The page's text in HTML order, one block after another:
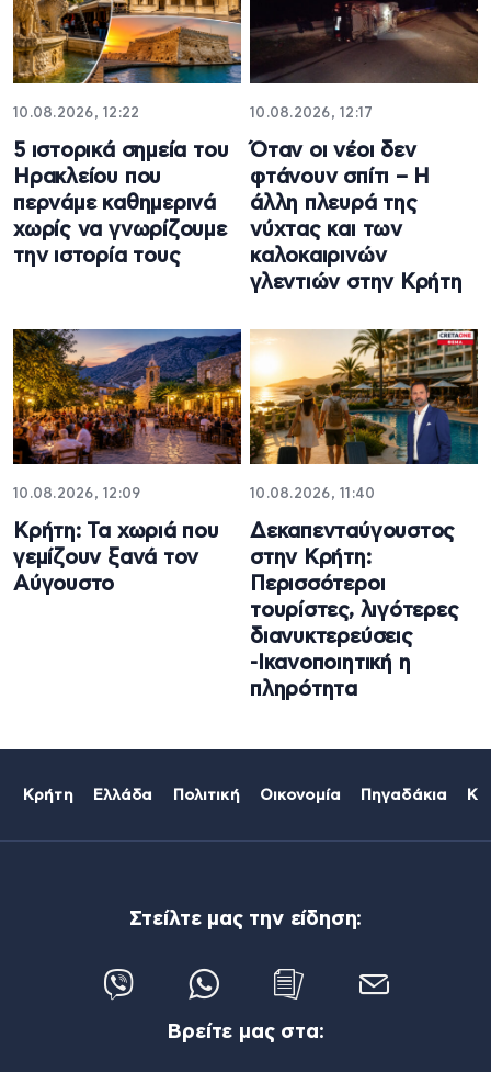
10.08.2026, 12:22
5 ιστορικά σημεία του
Ηρακλείου που
περνάμε καθημερινά
χωρίς να γνωρίζουμε
την ιστορία τους
10.08.2026, 12:17
Όταν οι νέοι δεν
φτάνουν σπίτι – Η
άλλη πλευρά της
νύχτας και των
καλοκαιρινών
γλεντιών στην Κρήτη
10.08.2026, 12:09
Κρήτη: Τα χωριά που
γεμίζουν ξανά τον
Αύγουστο
10.08.2026, 11:40
Δεκαπενταύγουστος
στην Κρήτη:
Περισσότεροι
τουρίστες, λιγότερες
διανυκτερεύσεις
-Ικανοποιητική η
πληρότητα
Κρήτη Ελλάδα Πολιτική Οικονομία Πηγαδάκια
Στείλτε μας την είδηση:
Βρείτε μας στα: